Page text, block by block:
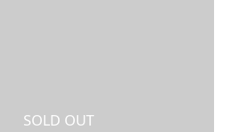
SOLD OUT